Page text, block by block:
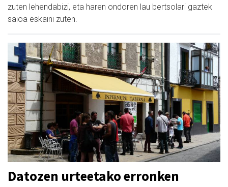
zuten lehendabizi, eta haren ondoren lau bertsolari gaztek
saioa eskaini zuten.
Datozen urteetako erronken